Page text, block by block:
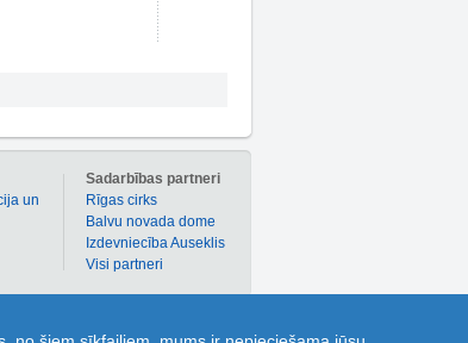
Sadarbības partneri
Rīgas cirks
Balvu novada dome
Izdevniecība Auseklis
Visi partneri
un
precēm un pakalpojumiem!